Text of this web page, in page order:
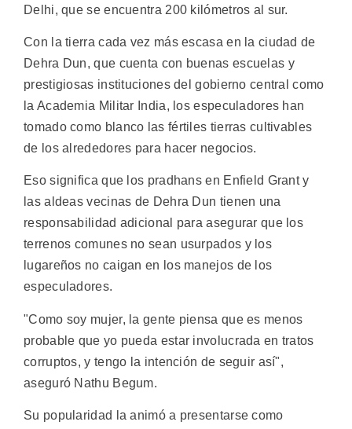
Delhi, que se encuentra 200 kilómetros al sur.
Con la tierra cada vez más escasa en la ciudad de
Dehra Dun, que cuenta con buenas escuelas y
prestigiosas instituciones del gobierno central como
la Academia Militar India, los especuladores han
tomado como blanco las fértiles tierras cultivables
de los alrededores para hacer negocios.
Eso significa que los pradhans en Enfield Grant y
las aldeas vecinas de Dehra Dun tienen una
responsabilidad adicional para asegurar que los
terrenos comunes no sean usurpados y los
lugareños no caigan en los manejos de los
especuladores.
"Como soy mujer, la gente piensa que es menos
probable que yo pueda estar involucrada en tratos
corruptos, y tengo la intención de seguir así",
aseguró Nathu Begum.
Su popularidad la animó a presentarse como